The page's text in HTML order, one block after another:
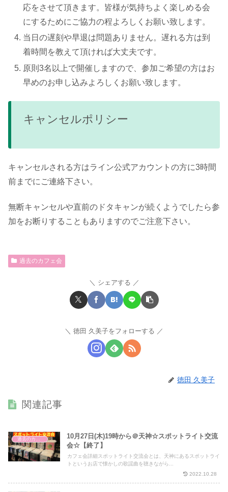
応をさせて頂きます。皆様が気持ちよく楽しめる会
にするためにご協力の程よろしくお願い致します。
当日の遅刻や早退は問題ありません。遅れる方は到
着時間を教えて頂ければ大丈夫です。
原則3名以上で開催しますので、参加ご希望の方はお
早めのお申し込みよろしくお願い致します。
キャンセルポリシー
キャンセルされる方はライン公式アカウントの方に3時間
前までにご連絡下さい。
無断キャンセルや直前のドタキャンが続くようでしたら参
加をお断りすることもありますのでご注意下さい。
過去のカフェ会
シェアする
徳田 久美子をフォローする
徳田 久美子
関連記事
10月27日(木)19時から＠天神☆スポットライト交流
会☆【終了】
カフェ会詳細スポットライト交流会とは、天神にあるスポットライ
トというお店で懐かしの歌謡曲を聴きながら...
2022.10.28